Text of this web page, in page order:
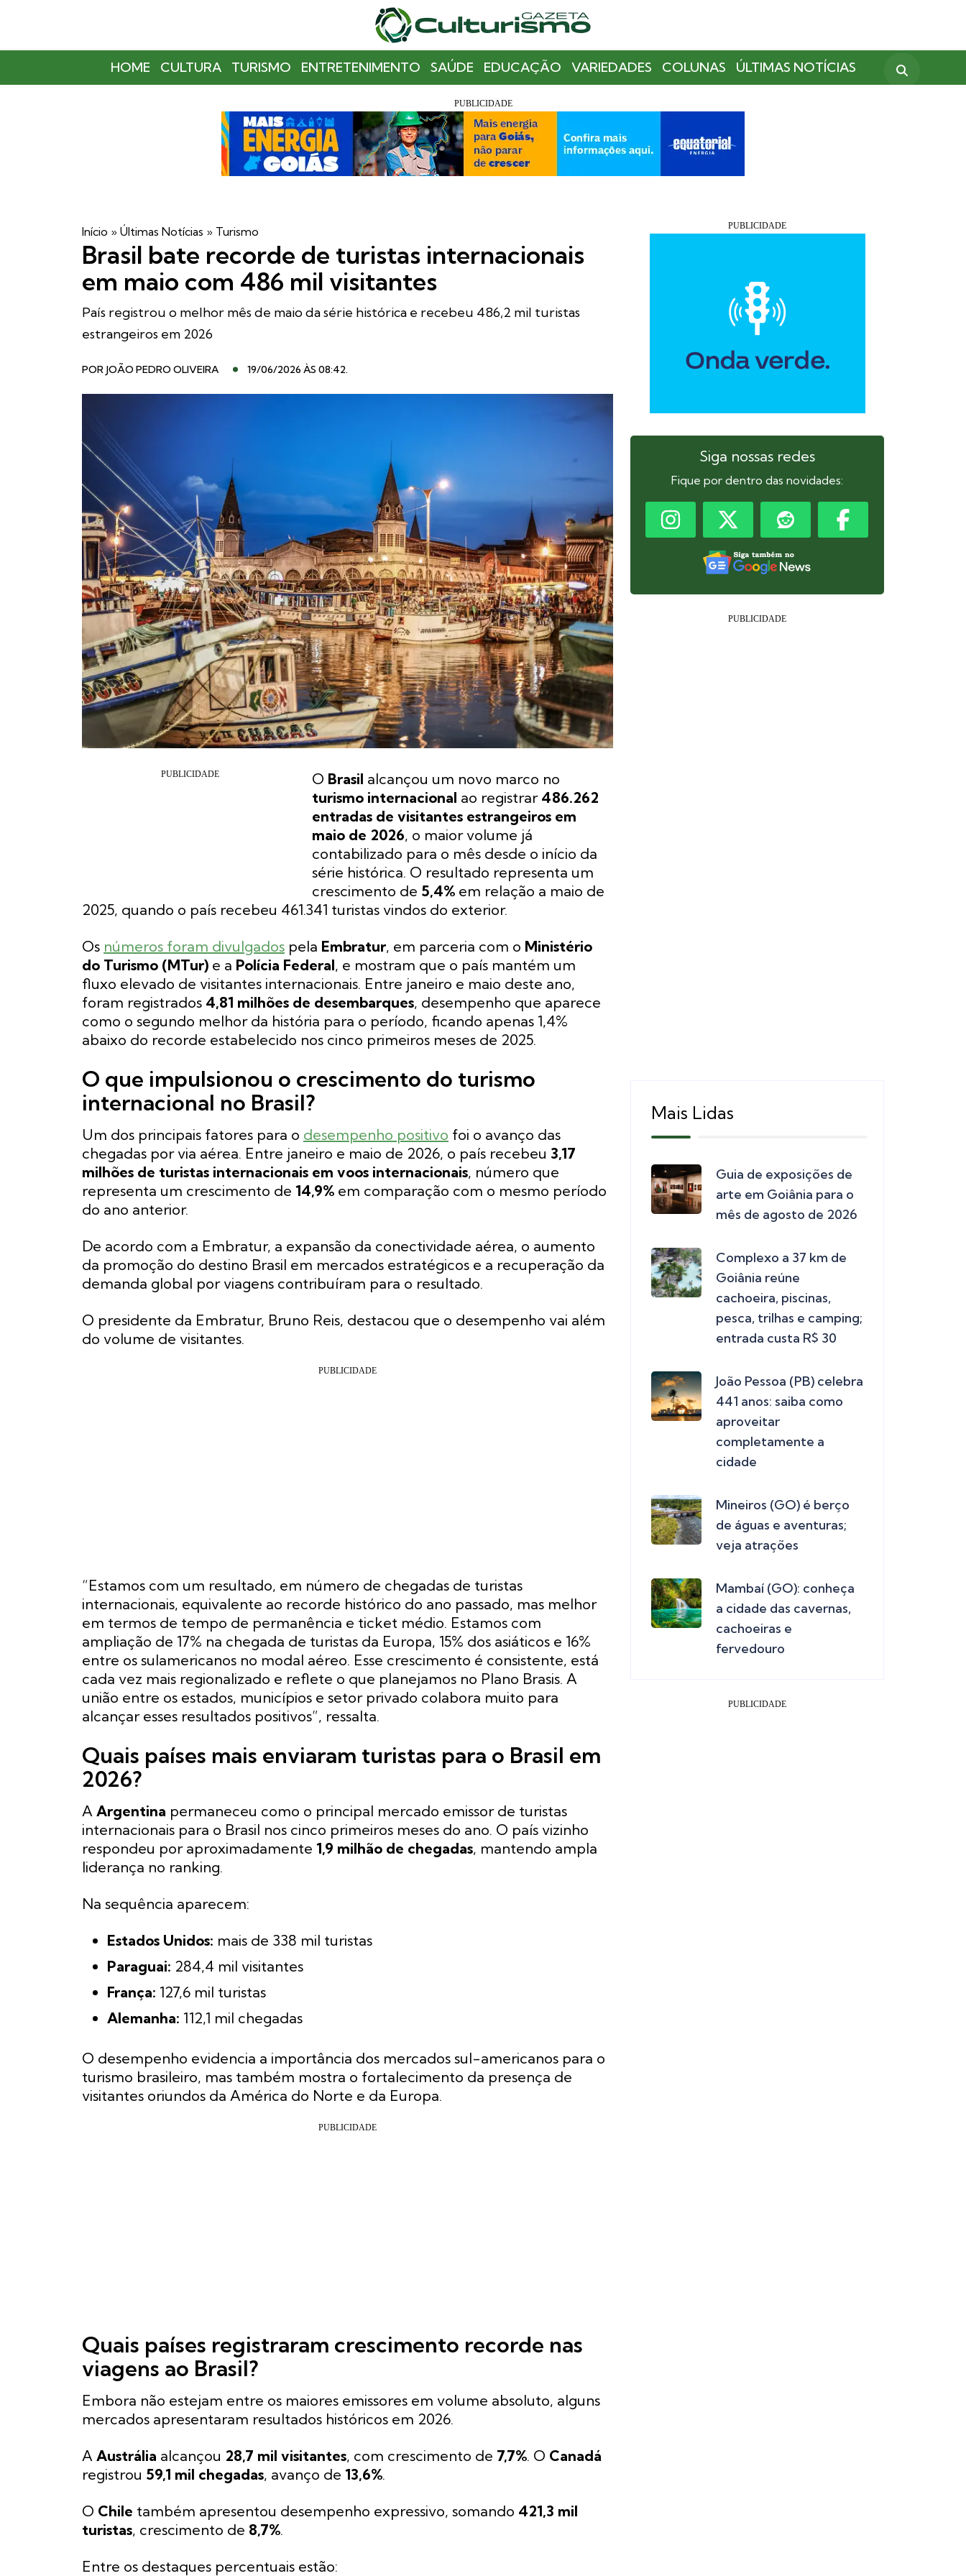
HOME CULTURA TURISMO ENTRETENIMENTO SAÚDE EDUCAÇÃO VARIEDADES COLUNAS ÚLTIMAS NOTÍCIAS
Início » Últimas Notícias » Turismo
Brasil bate recorde de turistas internacionais
em maio com 486 mil visitantes
País registrou o melhor mês de maio da série histórica e recebeu 486,2 mil turistas
estrangeiros em 2026
POR JOÃO PEDRO OLIVEIRA 19/06/2026 ÀS 08:42.
O Brasil alcançou um novo marco no
turismo internacional ao registrar 486.262
entradas de visitantes estrangeiros em
maio de 2026, o maior volume já
contabilizado para o mês desde o início da
série histórica. O resultado representa um
crescimento de 5,4% em relação a maio de
2025, quando o país recebeu 461.341 turistas vindos do exterior.
Os números foram divulgados pela Embratur, em parceria com o Ministério
do Turismo (MTur) e a Polícia Federal, e mostram que o país mantém um
fluxo elevado de visitantes internacionais. Entre janeiro e maio deste ano,
foram registrados 4,81 milhões de desembarques, desempenho que aparece
como o segundo melhor da história para o período, ficando apenas 1,4%
abaixo do recorde estabelecido nos cinco primeiros meses de 2025.
O que impulsionou o crescimento do turismo
internacional no Brasil?
Um dos principais fatores para o desempenho positivo foi o avanço das
chegadas por via aérea. Entre janeiro e maio de 2026, o país recebeu 3,17
milhões de turistas internacionais em voos internacionais, número que
representa um crescimento de 14,9% em comparação com o mesmo período
do ano anterior.
De acordo com a Embratur, a expansão da conectividade aérea, o aumento
da promoção do destino Brasil em mercados estratégicos e a recuperação da
demanda global por viagens contribuíram para o resultado.
O presidente da Embratur, Bruno Reis, destacou que o desempenho vai além
do volume de visitantes.
“Estamos com um resultado, em número de chegadas de turistas
internacionais, equivalente ao recorde histórico do ano passado, mas melhor
em termos de tempo de permanência e ticket médio. Estamos com
ampliação de 17% na chegada de turistas da Europa, 15% dos asiáticos e 16%
entre os sulamericanos no modal aéreo. Esse crescimento é consistente, está
cada vez mais regionalizado e reflete o que planejamos no Plano Brasis. A
união entre os estados, municípios e setor privado colabora muito para
alcançar esses resultados positivos”, ressalta.
Quais países mais enviaram turistas para o Brasil em
2026?
A Argentina permaneceu como o principal mercado emissor de turistas
internacionais para o Brasil nos cinco primeiros meses do ano. O país vizinho
respondeu por aproximadamente 1,9 milhão de chegadas, mantendo ampla
liderança no ranking.
Na sequência aparecem:
Estados Unidos: mais de 338 mil turistas
Paraguai: 284,4 mil visitantes
França: 127,6 mil turistas
Alemanha: 112,1 mil chegadas
O desempenho evidencia a importância dos mercados sul-americanos para o
turismo brasileiro, mas também mostra o fortalecimento da presença de
visitantes oriundos da América do Norte e da Europa.
Quais países registraram crescimento recorde nas
viagens ao Brasil?
Embora não estejam entre os maiores emissores em volume absoluto, alguns
mercados apresentaram resultados históricos em 2026.
A Austrália alcançou 28,7 mil visitantes, com crescimento de 7,7%. O Canadá
registrou 59,1 mil chegadas, avanço de 13,6%.
O Chile também apresentou desempenho expressivo, somando 421,3 mil
turistas, crescimento de 8,7%.
Entre os destaques percentuais estão:
Siga nossas redes
Fique por dentro das novidades:
Mais Lidas
Guia de exposições de
arte em Goiânia para o
mês de agosto de 2026
Complexo a 37 km de
Goiânia reúne
cachoeira, piscinas,
pesca, trilhas e camping;
entrada custa R$ 30
João Pessoa (PB) celebra
441 anos: saiba como
aproveitar
completamente a
cidade
Mineiros (GO) é berço
de águas e aventuras;
veja atrações
Mambaí (GO): conheça
a cidade das cavernas,
cachoeiras e
fervedouro